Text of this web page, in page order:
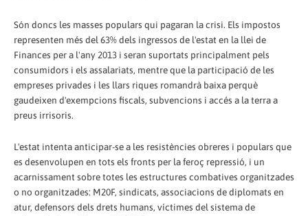
Són doncs les masses populars qui pagaran la crisi. Els impostos
representen més del 63% dels ingressos de l'estat en la llei de
Finances per a l'any 2013 i seran suportats principalment pels
consumidors i els assalariats, mentre que la participació de les
empreses privades i les llars riques romandrà baixa perquè
gaudeixen d'exempcions fiscals, subvencions i accés a la terra a
preus irrisoris.
L'estat intenta anticipar-se a les resistències obreres i populars que
es desenvolupen en tots els fronts per la feroç repressió, i un
acarnissament sobre totes les estructures combatives organitzades
o no organitzades: M20F, sindicats, associacions de diplomats en
atur, defensors dels drets humans, víctimes del sistema de